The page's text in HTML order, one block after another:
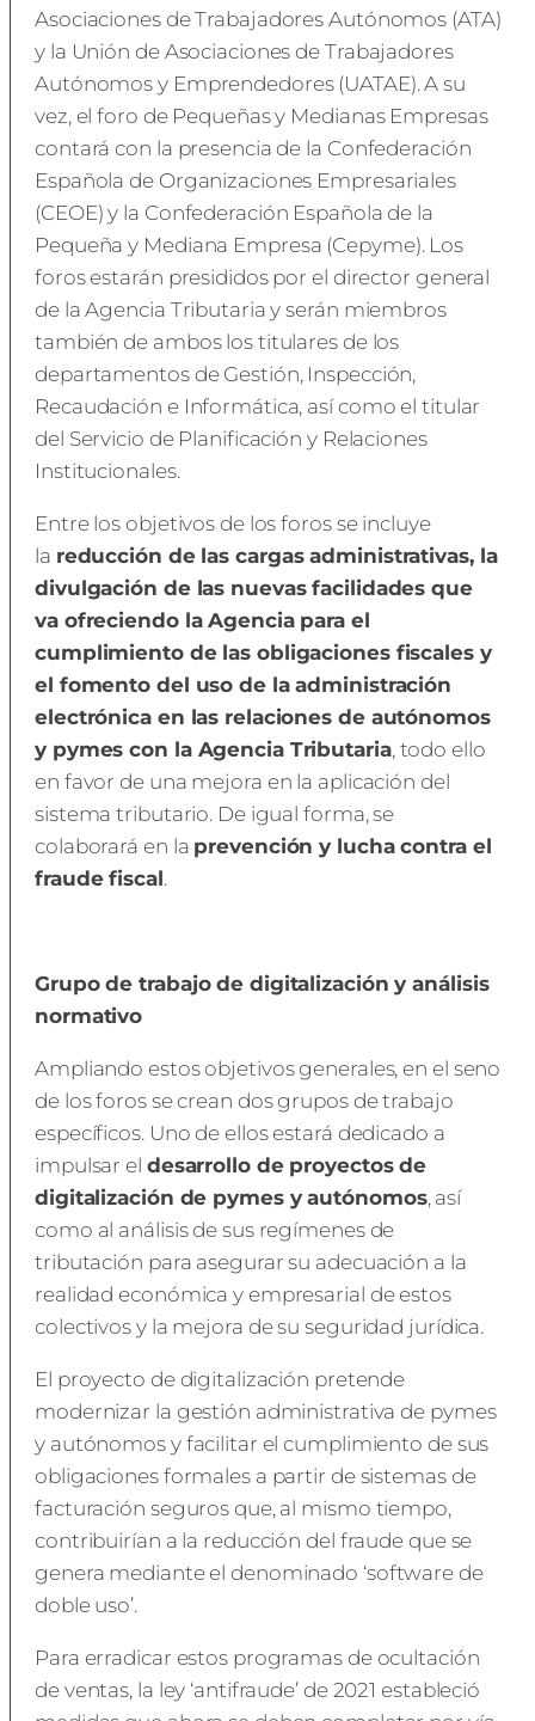
Asociaciones de Trabajadores Autónomos (ATA)
y la Unión de Asociaciones de Trabajadores
Autónomos y Emprendedores (UATAE). A su
vez, el foro de Pequeñas y Medianas Empresas
contará con la presencia de la Confederación
Española de Organizaciones Empresariales
(CEOE) y la Confederación Española de la
Pequeña y Mediana Empresa (Cepyme). Los
foros estarán presididos por el director general
de la Agencia Tributaria y serán miembros
también de ambos los titulares de los
departamentos de Gestión, Inspección,
Recaudación e Informática, así como el titular
del Servicio de Planificación y Relaciones
Institucionales.
Entre los objetivos de los foros se incluye
la reducción de las cargas administrativas, la
divulgación de las nuevas facilidades que
va ofreciendo la Agencia para el
cumplimiento de las obligaciones fiscales y
el fomento del uso de la administración
electrónica en las relaciones de autónomos
y pymes con la Agencia Tributaria, todo ello
en favor de una mejora en la aplicación del
sistema tributario. De igual forma, se
colaborará en la prevención y lucha contra el
fraude fiscal.
Grupo de trabajo de digitalización y análisis
normativo
Ampliando estos objetivos generales, en el seno
de los foros se crean dos grupos de trabajo
específicos. Uno de ellos estará dedicado a
impulsar el desarrollo de proyectos de
digitalización de pymes y autónomos, así
como al análisis de sus regímenes de
tributación para asegurar su adecuación a la
realidad económica y empresarial de estos
colectivos y la mejora de su seguridad jurídica.
El proyecto de digitalización pretende
modernizar la gestión administrativa de pymes
y autónomos y facilitar el cumplimiento de sus
obligaciones formales a partir de sistemas de
facturación seguros que, al mismo tiempo,
contribuirían a la reducción del fraude que se
genera mediante el denominado ‘software de
doble uso’.
Para erradicar estos programas de ocultación
de ventas, la ley ‘antifraude’ de 2021 estableció